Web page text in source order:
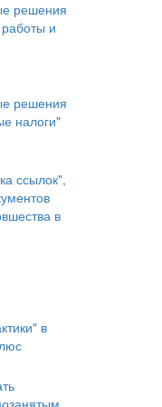
решения
и
решения
налоги"
ссылок",
в
в